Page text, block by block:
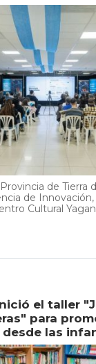
de Tierra
de
Cultural
el taller
para
las